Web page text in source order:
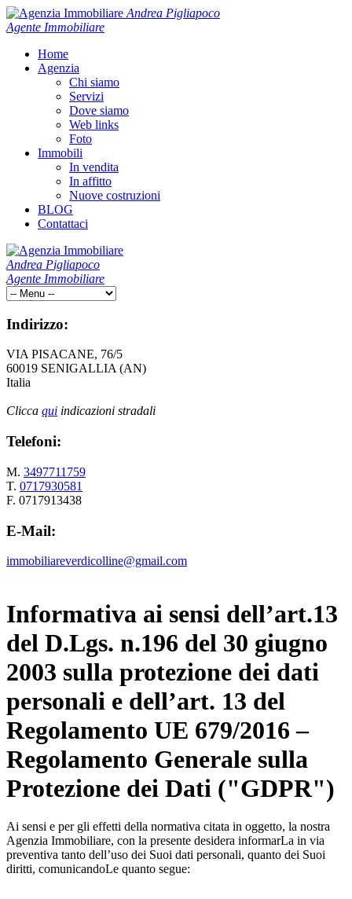
Andrea Pigliapoco
Agente Immobiliare
Home
Agenzia
Chi siamo
Servizi
Dove siamo
Web links
Foto
Immobili
In vendita
In affitto
Nuove costruzioni
BLOG
Contattaci
Andrea Pigliapoco
Agente Immobiliare
Indirizzo:
VIA PISACANE, 76/5
60019 SENIGALLIA (AN)
Italia
Clicca qui indicazioni stradali
Telefoni:
M. 3497711759
T. 0717930581
F. 0717913438
E-Mail:
immobiliareverdicolline@gmail.com
Informativa ai sensi dell’art.13
del D.Lgs. n.196 del 30 giugno
2003 sulla protezione dei dati
personali e dell’art. 13 del
Regolamento UE 679/2016 –
Regolamento Generale sulla
Protezione dei Dati ("GDPR")
Ai sensi e per gli effetti della normativa citata in oggetto, la nostra
Agenzia Immobiliare, con la presente desidera informarLa in via
preventiva tanto dell’uso dei Suoi dati personali, quanto dei Suoi
diritti, comunicandoLe quanto segue: